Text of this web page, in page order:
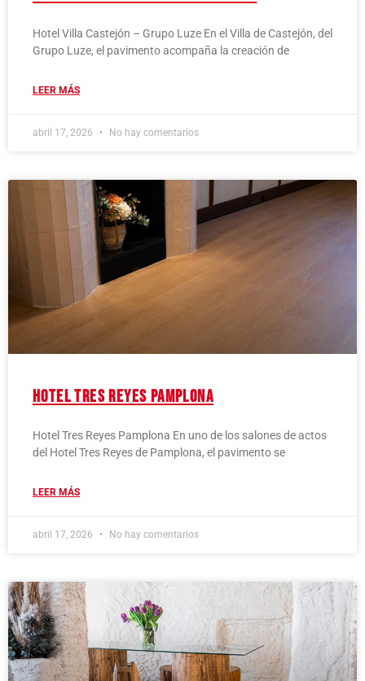
Hotel Villa Castejón – Grupo Luze En el Villa de Castejón, del
Grupo Luze, el pavimento acompaña la creación de
LEER MÁS
abril 17, 2026 No hay comentarios
Hotel Tres Reyes Pamplona
Hotel Tres Reyes Pamplona En uno de los salones de actos
del Hotel Tres Reyes de Pamplona, el pavimento se
LEER MÁS
abril 17, 2026 No hay comentarios